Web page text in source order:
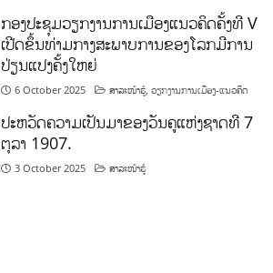
ກອງປະຊຸມວຽກງານການເມືອງແນວຄິດຄັ້ງທີ V
ເປີດຂຶ້ນທ່າມກາງສະພາບການຂອງໂລກມີການ
ປ່ຽນແປງຄັ້ງໃຫຍ່
6 October 2025 ສາລະໜ້າຮູ້,ວຽກງານການເມືອງ-ແນວຄິດ
ປະຫວັດຄວາມເປັນມາຂອງວັນຄູແຫ່ງຊາດທີ 7
ຕຸລາ 1907.
3 October 2025 ສາລະໜ້າຮູ້